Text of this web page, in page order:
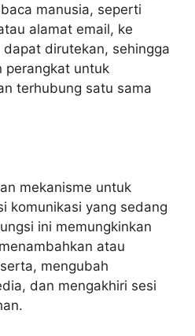
manusia, seperti
alamat email, ke
dapat dirutekan, sehingga
perangkat untuk
terhubung satu sama
mekanisme untuk
komunikasi yang sedang
ini memungkinkan
atau
mengubah
dan mengakhiri sesi